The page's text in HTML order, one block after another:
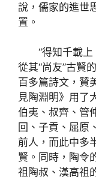
說，儒家的進世
置。
“得知千載
從其“尚友”古賢
百多篇詩文，贊
見陶淵明》用了
伯夷、叔齊、管
回、子貢、屈原
前人，而此中多
賢。同時，陶令
祖陶叔、漢高祖